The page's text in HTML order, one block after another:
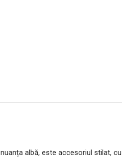
albă, este accesoriul stilat,